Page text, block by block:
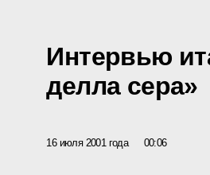
Интервью
делла сера»
16 июля 2001 года 00:06